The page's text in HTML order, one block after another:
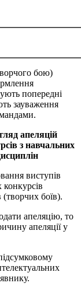
бою)
попередні
зауваження
апеляцій
з навчальних
виступів
(творчих боїв).
апеляцію, то
апеляції у